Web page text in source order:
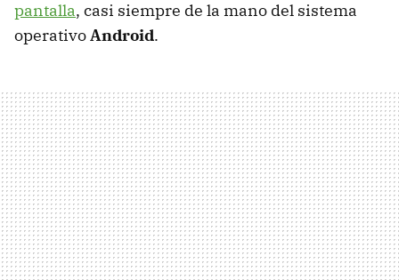
pantalla, casi siempre de la mano del sistema
operativoAndroid.